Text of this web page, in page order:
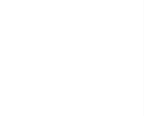
Nous pouvons